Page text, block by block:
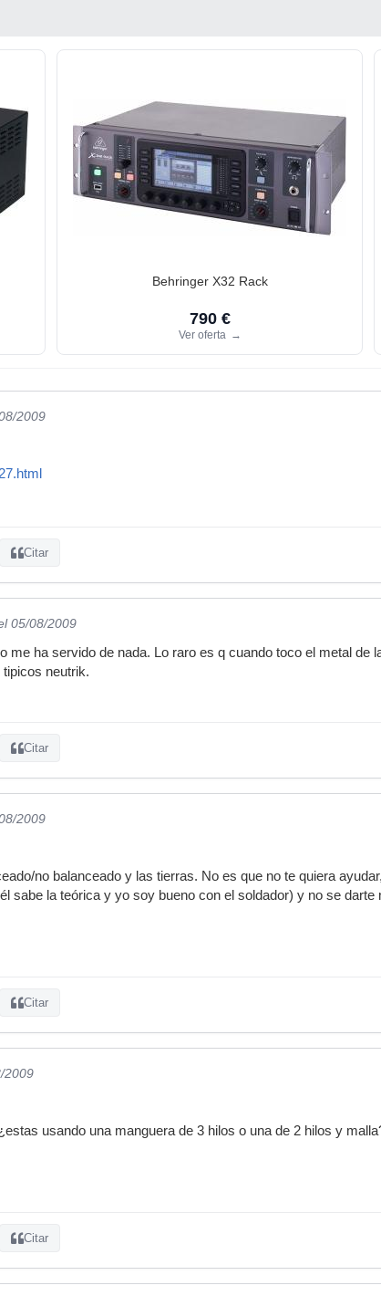
Behringer X32 Rack
790 €
Ver oferta →
2009
Citar
05/08/2009
me ha servido de nada. Lo raro es q cuando toco el metal de
neutrik.
Citar
2009
no balanceado y las tierras. No es que no te quiera
sabe la teórica y yo soy bueno con el soldador) y no se darte
Citar
2009
usando una manguera de 3 hilos o una de 2 hilos y
Citar